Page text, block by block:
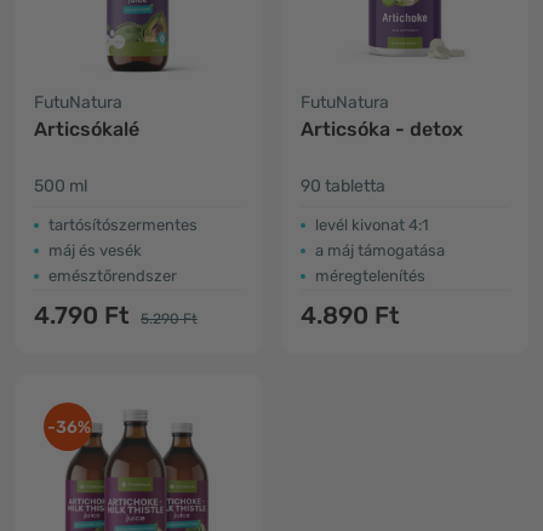
FutuNatura
Articsókalé
500 ml
tartósítószermentes
máj és vesék
emésztőrendszer
4.790 Ft 5.290 Ft
FutuNatura
Articsóka - detox
90 tabletta
levél kivonat 4:1
a máj támogatása
méregtelenítés
4.890 Ft
-36%